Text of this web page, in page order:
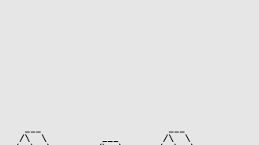
/\  \          ___        /\  \